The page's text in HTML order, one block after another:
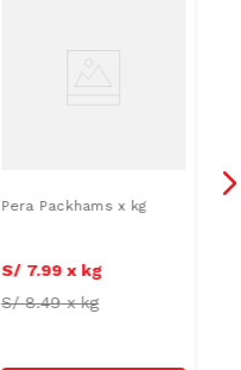
Pera Packhams x kg
S/ 7.99x kg
S/8.49xkg